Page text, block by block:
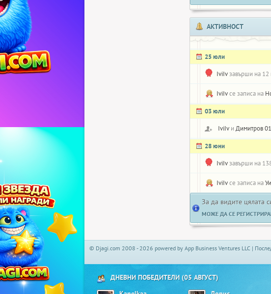
АКТИВНОСТ
25 юли
IviIvзавърши на 12
IviIvсе записа на
03 юли
IviIv и Димитров 01
28 юни
IviIvзавърши на
IviIvсе записа на
За да видите цялата
МОЖЕ ДА СЕ
© Djagi.com 2008 - 2026 powered by App Business Ventures LLC |
ДНЕВНИ ПОБЕДИТЕЛИ (05 АВГУСТ)